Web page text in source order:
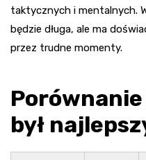
taktycznych i mentalnych.
będzie długa, ale ma
przez trudne momenty.
był